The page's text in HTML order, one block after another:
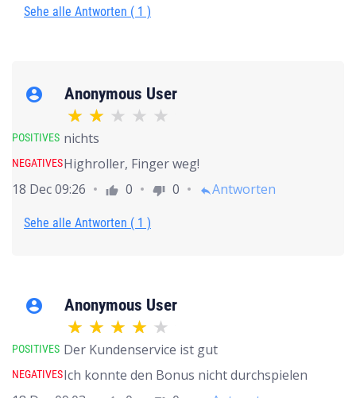
Sehe alle Antworten ( 1 )
account_circle Anonymous User
POSITIVES nichts
NEGATIVESHighroller, Finger weg!
18 Dec 09:26
thumb_up 0 thumb_down 0 replyAntworten
Sehe alle Antworten ( 1 )
account_circle Anonymous User
POSITIVES Der Kundenservice ist gut
NEGATIVESIch konnte den Bonus nicht durchspielen